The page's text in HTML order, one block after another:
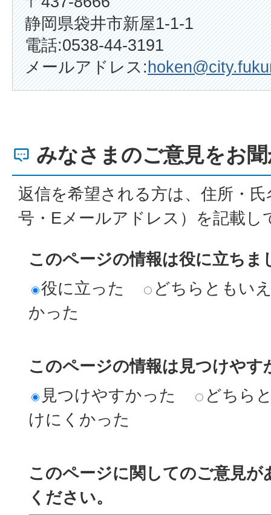
静岡県袋井市新屋1-1-1
電話:0538-44-3191
メールアドレス:
みなさまのご意見をお
返信を希望される方は、住所・
号・Eメールアドレス）を記載し
このページの情報は役に立ちま
役に立った
どちらともい
かった
このページの情報は見つけやす
見つけやすかった
どちら
けにくかった
このページに関してのご意見
ください。